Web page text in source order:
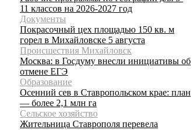
11 классов на 2026-2027 год
Документы
Покрасочный цех площадью 150 кв. м
горел в Михайловске 5 августа
Происшествия Михайловск
Москва: в Госдуму внесли инициативы об
отмене ЕГЭ
Образование
Осенний сев в Ставропольском крае: план
— более 2,1 млн га
Сельское хозяйство
Жительница Ставрополя перевела